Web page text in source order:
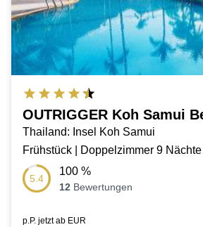
OUTRIGGER Koh Samui
Thailand: Insel Koh Samui
Frühstück | Doppelzimmer 9
5.4
100 %
12 Bewertungen
p.P. jetzt ab EUR